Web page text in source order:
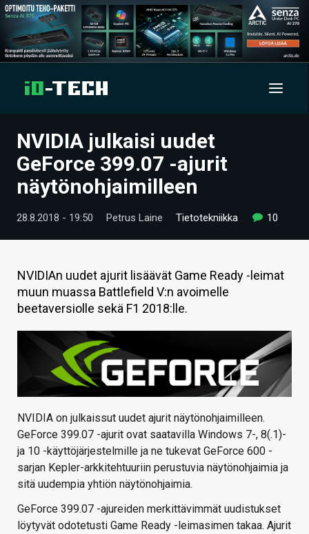
UUTISET
ARTIKKELIT
VIDEOT
TECHBBS
TIETOA
HINTA.FI
VAIHDA TEEMA
HAKU
NVIDIA julkaisi uudet
GeForce 399.07 -ajurit
näytönohjaimilleen
28.8.2018 - 19:50 Petrus Laine Tietotekniikka 10
NVIDIAn uudet ajurit lisäävät Game Ready -leimat
muun muassa Battlefield V:n avoimelle
beetaversiolle sekä F1 2018:lle.
NVIDIA on julkaissut uudet ajurit näytönohjaimilleen.
GeForce 399.07 -ajurit ovat saatavilla Windows 7-, 8(.1)-
ja 10 -käyttöjärjestelmille ja ne tukevat GeForce 600 -
sarjan Kepler-arkkitehtuuriin perustuvia näytönohjaimia ja
sitä uudempia yhtiön näytönohjaimia.
GeForce 399.07 -ajureiden merkittävimmät uudistukset
löytyvät odotetusti Game Ready -leimasimen takaa. Ajurit